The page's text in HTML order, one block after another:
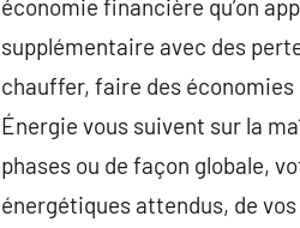
économie financière qu’on
supplémentaire avec des
chauffer, faire des
Énergie vous suivent sur la
phases ou de façon globale,
énergétiques attendus, de